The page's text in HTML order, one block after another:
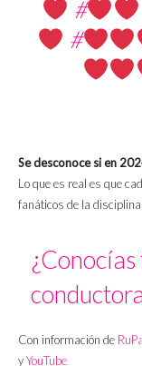
#
#
Se desconoce si en
Lo que es real es que
fanáticos de la disciplina
Con información de
yYouTube